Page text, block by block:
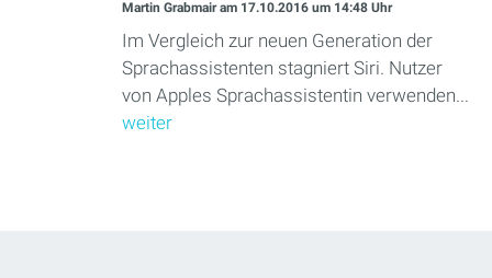
Martin Grabmairam 17.10.2016 um 14:48 Uhr
Im Vergleich zur neuen Generation der
Sprachassistenten stagniert Siri. Nutzer
von Apples Sprachassistentin verwenden...
weiter